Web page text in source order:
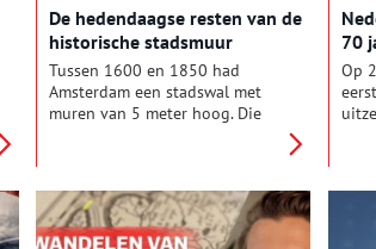
De hedendaagse resten van de
historische stadsmuur
Tussen 1600 en 1850 had
Amsterdam een stadswal met
muren van 5 meter hoog. Die
70
Op